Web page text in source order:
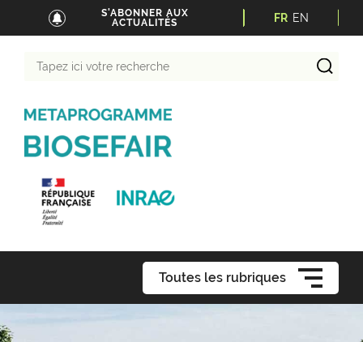
S'ABONNER AUX
ACTUALITÉS
FR EN
Toutes les rubriques